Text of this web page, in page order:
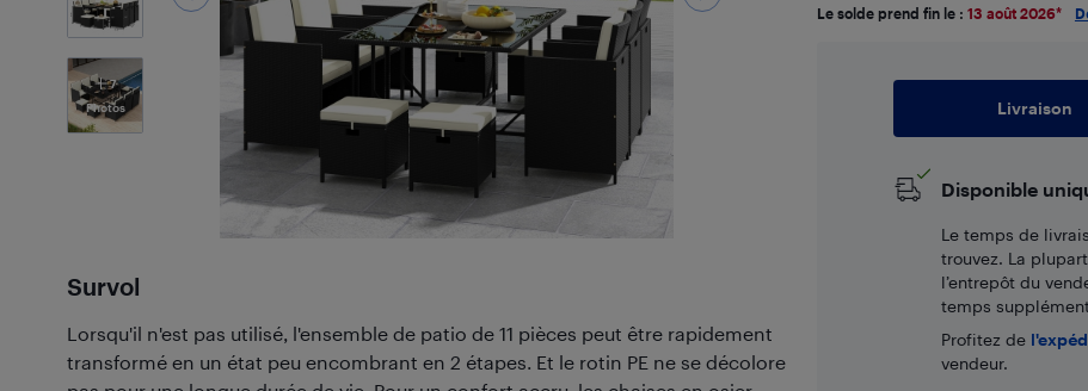
7
Photos
Survol
Lorsqu'il n'est pas utilisé, l'ensemble de patio de 11 pièces peut être rapidement
transformé en un état peu encombrant en 2 étapes. Et le rotin PE ne se décolore
Le solde prend fin le : 13 août 2026*
Livraison
Disponible
Le temps de
trouvez. La
l’entrepôt du
temps
Profitez de
vendeur.